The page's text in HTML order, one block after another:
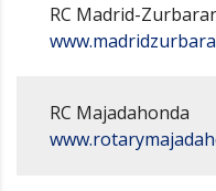
RC Madrid-
RC Majadahonda